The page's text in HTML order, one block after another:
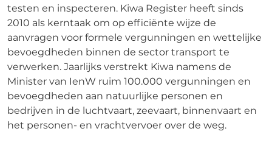
testen en inspecteren. Kiwa Register heeft sinds
2010 als kerntaak om op efficiënte wijze de
aanvragen voor formele vergunningen en wettelijke
bevoegdheden binnen de sector transport te
verwerken. Jaarlijks verstrekt Kiwa namens de
Minister van IenW ruim 100.000 vergunningen en
bevoegdheden aan natuurlijke personen en
bedrijven in de luchtvaart, zeevaart, binnenvaart en
het personen- en vrachtvervoer over de weg.